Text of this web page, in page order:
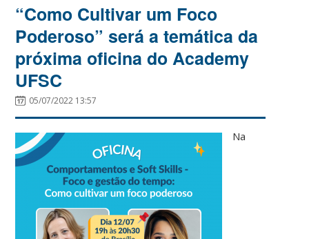
“Como Cultivar um Foco
Poderoso” será a temática da
próxima oficina do Academy
UFSC
05/07/2022 13:57
Na